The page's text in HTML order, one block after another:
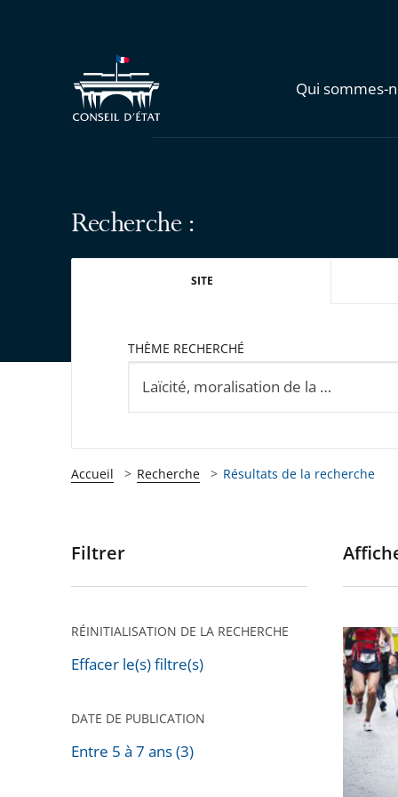
Qui sommes-
Recherche :
SITE
THÈME RECHERCHÉ
Accueil Recherche Résultats de la recherche
Passer
pour
après
Filtrer
RÉINITIALISATION DE LA RECHERCHE
Effacer le(s) filtre(s)
DATE DE PUBLICATION
Entre 5 à 7 ans (3)
de
Calvin